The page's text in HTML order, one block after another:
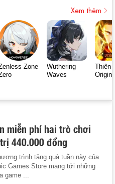
Xem thêm
Zone
Wuthering
Waves
Thiên
Origin
miễn phí hai trò chơi
440.000 đồng
trình tặng quà tuần này của
Games Store mang tới những
game ...